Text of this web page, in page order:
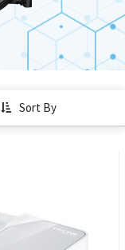
Sort By